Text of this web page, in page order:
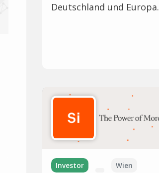
Deutschland und Europa.
Investor Wien